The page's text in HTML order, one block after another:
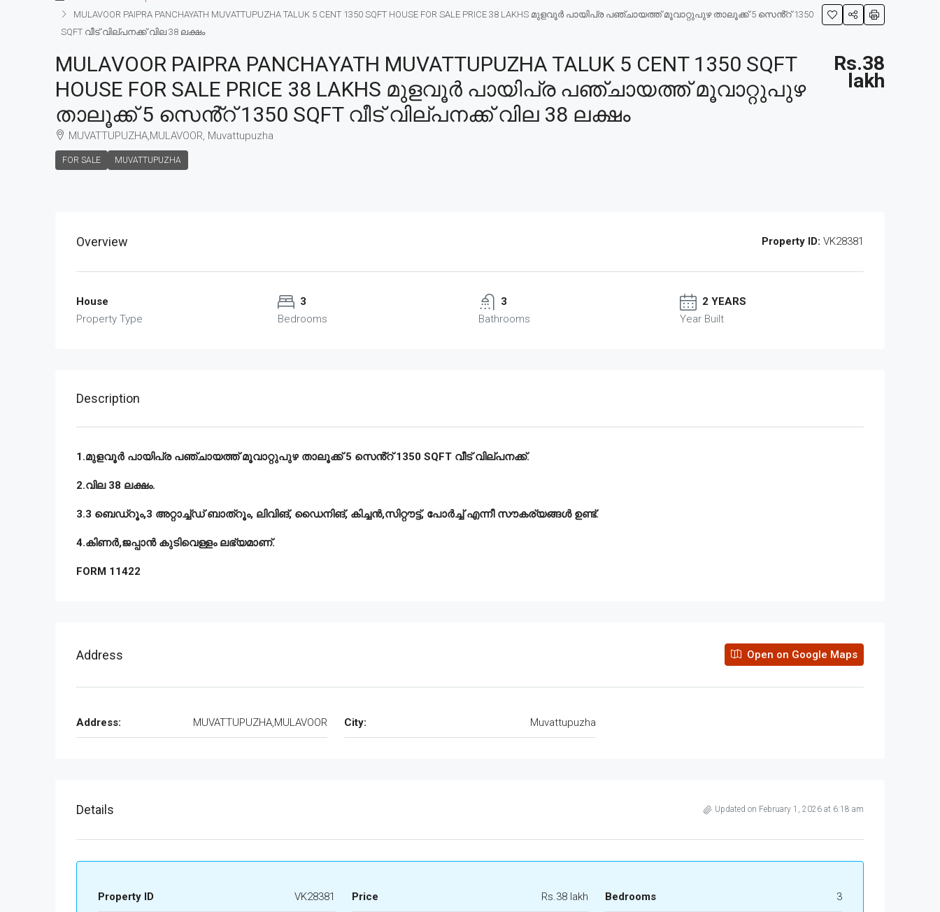
MULAVOOR PAIPRA PANCHAYATH MUVATTUPUZHA TALUK 5 CENT 1350 SQFT HOUSE FOR SALE PRICE 38 LAKHS മുളവൂർ പായിപ്ര പഞ്ചായത്ത് മൂവാറ്റുപുഴ താലൂക്ക് 5 സെൻ്റ് 1350
SQFT വീട് വില്പനക്ക് വില 38 ലക്ഷം
MULAVOOR PAIPRA PANCHAYATH MUVATTUPUZHA TALUK 5 CENT 1350 SQFT
HOUSE FOR SALE PRICE 38 LAKHS മുളവൂർ പായിപ്ര പഞ്ചായത്ത് മൂവാറ്റുപുഴ
താലൂക്ക് 5 സെൻ്റ് 1350 SQFT വീട് വില്പനക്ക് വില 38 ലക്ഷം
MUVATTUPUZHA,MULAVOOR, Muvattupuzha
FOR SALE MUVATTUPUZHA
Rs.38
lakh
Overview Property ID: VK28381
House
Property Type
3
Bedrooms
3
Bathrooms
2 YEARS
Year Built
Description
1.മുളവൂർ പായിപ്ര പഞ്ചായത്ത് മൂവാറ്റുപുഴ താലൂക്ക് 5 സെൻ്റ് 1350 SQFT വീട് വില്പനക്ക്.
2.വില 38 ലക്ഷം.
3.3 ബെഡ്റൂം,3 അറ്റാച്ച്ഡ് ബാത്റൂം, ലിവിങ്, ഡൈനിങ്, കിച്ചൻ,സിറ്റൗട്ട്, പോർച്ച് എന്നീ സൗകര്യങ്ങൾ ഉണ്ട്.
4.കിണർ,ജപ്പാൻ കുടിവെള്ളം ലഭ്യമാണ്.
FORM 11422
Address Open on Google Maps
Address: MUVATTUPUZHA,MULAVOOR City: Muvattupuzha
Details Updated on February 1, 2026 at 6:18 am
Property ID VK28381 Price Rs.38 lakh Bedrooms 3